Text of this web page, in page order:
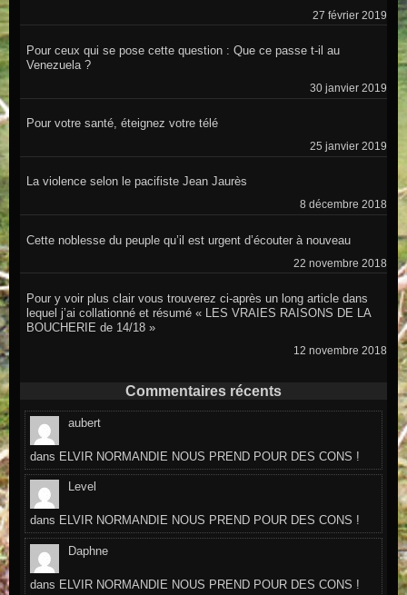
27 février 2019
Pour ceux qui se pose cette question : Que ce passe t-il au
Venezuela ?
30 janvier 2019
Pour votre santé, éteignez votre télé
25 janvier 2019
La violence selon le pacifiste Jean Jaurès
8 décembre 2018
Cette noblesse du peuple qu’il est urgent d’écouter à nouveau
22 novembre 2018
Pour y voir plus clair vous trouverez ci-après un long article dans
lequel j’ai collationné et résumé « LES VRAIES RAISONS DE LA
BOUCHERIE de 14/18 »
12 novembre 2018
Commentaires récents
aubert
dans ELVIR NORMANDIE NOUS PREND POUR DES CONS !
Level
dans ELVIR NORMANDIE NOUS PREND POUR DES CONS !
Daphne
dans ELVIR NORMANDIE NOUS PREND POUR DES CONS !